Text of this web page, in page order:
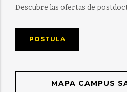
Descubre las ofertas de
POSTULA
MAPA CAMPUS